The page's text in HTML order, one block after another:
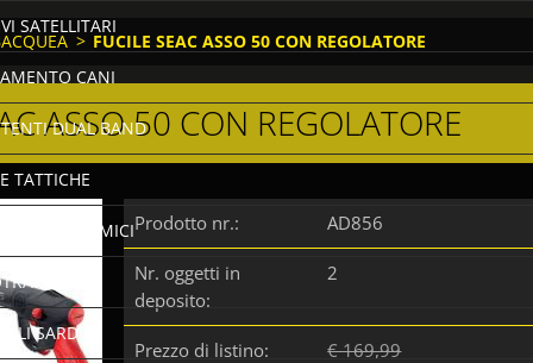
> FUCILE SEAC ASSO 50 CON REGOLATORE
ASSO 50 CON REGOLATORE
Prodotto nr.: AD856
Nr. oggetti in
deposito:
2
Prezzo di listino: € 169,99
SATELLITARI
CANI
DUAL BAND
TATTICHE
7 TERMICI
SARDI